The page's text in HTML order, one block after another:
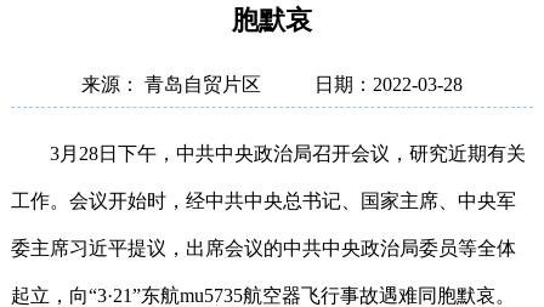
胞默哀
来源： 青岛自贸片区 日期：2022-03-28
3月28日下午，中共中央政治局召开会议，研究近期有关
工作。会议开始时，经中共中央总书记、国家主席、中央军
委主席习近平提议，出席会议的中共中央政治局委员等全体
起立，向“3·21”东航mu5735航空器飞行事故遇难同胞默哀。